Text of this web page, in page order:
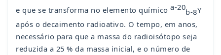
e que se transforma no elemento químico a-20b-8Y
após o decaimento radioativo. O tempo, em anos,
necessário para que a massa do radioisótopo seja
reduzida a 25 % da massa inicial, e o número de